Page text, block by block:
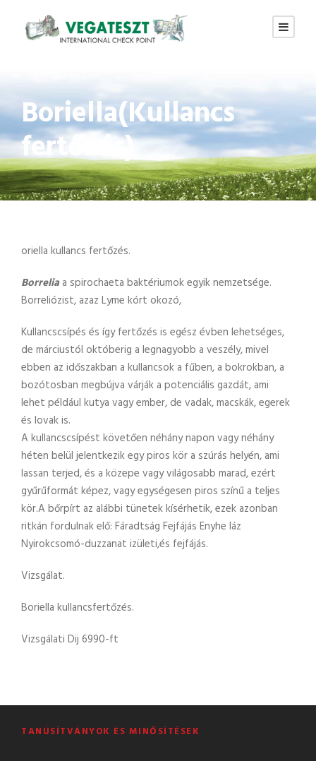
Boriella(Kullancs
fertőzés)
oriella kullancs fertőzés.
Borreliaa spirochaeta baktériumok egyik nemzetsége.
Borreliózist, azaz Lyme kórt okozó,
Kullancscsípés és így fertőzés is egész évben lehetséges,
de márciustól októberig a legnagyobb a veszély, mivel
ebben az időszakban a kullancsok a fűben, a bokrokban, a
bozótosban megbújva várják a potenciális gazdát, ami
lehet például kutya vagy ember, de vadak, macskák, egerek
és lovak is.
A kullancscsípést követően néhány napon vagy néhány
héten belül jelentkezik egy piros kör a szúrás helyén, ami
lassan terjed, és a közepe vagy világosabb marad, ezért
gyűrűformát képez, vagy egységesen piros színű a teljes
kör.A bőrpírt az alábbi tünetek kísérhetik, ezek azonban
ritkán fordulnak elő: Fáradtság Fejfájás Enyhe láz
Nyirokcsomó-duzzanat izületi,és fejfájás.
Vizsgálat.
Boriella kullancsfertőzés.
Vizsgálati Dij 6990-ft
TANÚSÍTVÁNYOK ÉS MINŐSÍTÉSEK